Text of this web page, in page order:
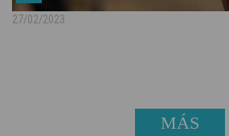
27/02/2023
MÁS